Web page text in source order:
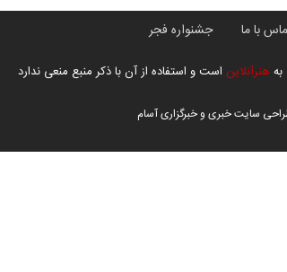
با ما جشنواره فجر
هنرآنلاین است و استفاده از آن با ذکر منبع منعی ندارد
سایت خبری و خبرگزاری آسام